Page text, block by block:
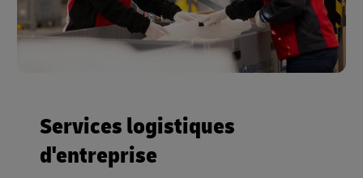
Services logistiques
d'entreprise